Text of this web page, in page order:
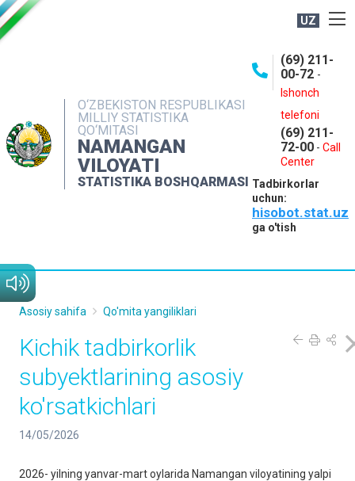
UZ
O‘ZBEKISTON RESPUBLIKASI
MILLIY STATISTIKA
QO‘MITASI
NAMANGAN
VILOYATI
STATISTIKA BOSHQARMASI
(69) 211-
00-72 -
Ishonch
telefoni
(69) 211-
72-00 - Call
Center
Tadbirkorlar
uchun:
hisobot.stat.uz
ga o'tish
NASHRLAR
INTERAKTIV XIZMATLAR
MATBUOT XIZMATI
MUROJAATLAR
Asosiy sahifa Qo'mita yangiliklari
Kichik tadbirkorlik
subyektlarining asosiy
ko'rsatkichlari
14/05/2026
2026- yilning yanvar-mart oylarida Namangan viloyatining yalpi